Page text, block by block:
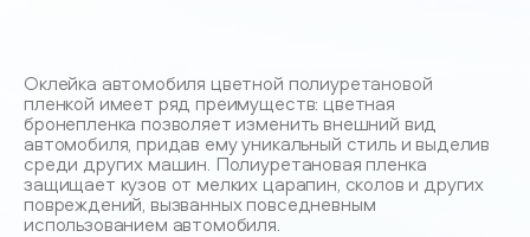
Оклейка автомобиля цветной полиуретановой
пленкой имеет ряд преимуществ: цветная
бронепленка позволяет изменить внешний вид
автомобиля, придав ему уникальный стиль и выделив
среди других машин. Полиуретановая пленка
защищает кузов от мелких царапин, сколов и других
повреждений, вызванных повседневным
использованием автомобиля.